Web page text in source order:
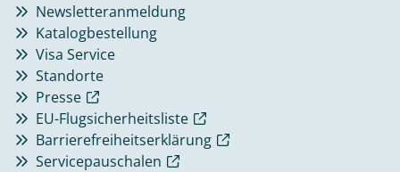
Newsletteranmeldung
Katalogbestellung
Visa Service
Standorte
Presse
EU-Flugsicherheitsliste
Barrierefreiheitserklärung
Servicepauschalen